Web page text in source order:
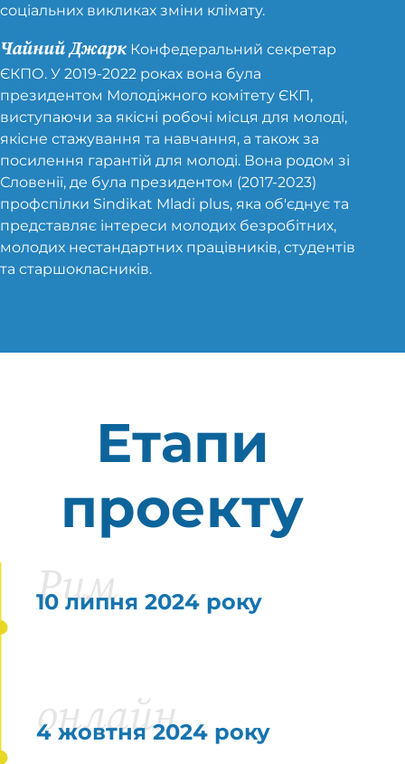
соціальних викликах зміни клімату.
Чайний Джарк Конфедеральний секретар
ЄКПО. У 2019-2022 роках вона була
президентом Молодіжного комітету ЄКП,
виступаючи за якісні робочі місця для молоді,
якісне стажування та навчання, а також за
посилення гарантій для молоді. Вона родом зі
Словенії, де була президентом (2017-2023)
профспілки Sindikat Mladi plus, яка об'єднує та
представляє інтереси молодих безробітних,
молодих нестандартних працівників, студентів
та старшокласників.
Етапи
проекту
10 липня 2024 року
Рим
4 жовтня 2024 року
онлайн